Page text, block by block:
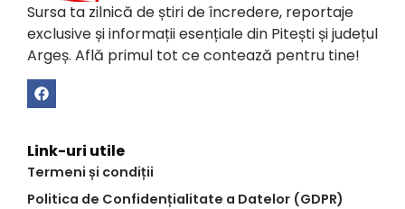
Sursa ta zilnică de știri de încredere, reportaje
exclusive și informații esențiale din Pitești și județul
Argeș. Află primul tot ce contează pentru tine!
Link-uri utile
Termeni și condiții
Politica de Confidențialitate a Datelor (GDPR)